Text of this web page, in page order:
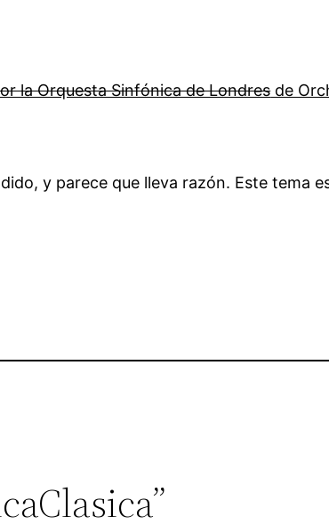
la Orquesta Sinfónica de Londresde
y parece que lleva razón. Este tema